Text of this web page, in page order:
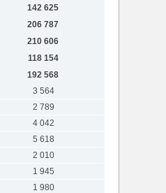
142 625
206 787
210 606
118 154
192 568
3 564
2 789
4 042
5 618
2 010
1 945
1 980